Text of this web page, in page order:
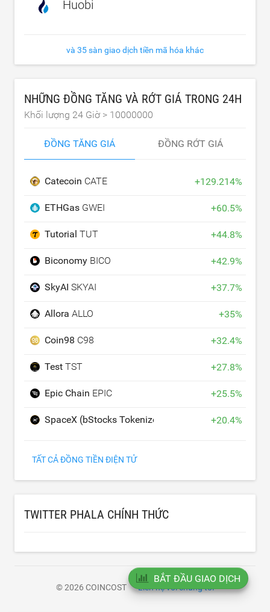
Huobi
và 35 sàn giao dịch tiền mã hóa khác
NHỮNG ĐỒNG TĂNG VÀ RỚT GIÁ TRONG 24H
Khối lượng 24 Giờ > 10000000
ĐỒNG TĂNG GIÁ ĐỒNG RỚT GIÁ
Catecoin CATE +129.214%
ETHGas GWEI +60.5%
Tutorial TUT +44.8%
Biconomy BICO +42.9%
SkyAI SKYAI +37.7%
Allora ALLO +35%
Coin98 C98 +32.4%
Test TST +27.8%
Epic Chain EPIC +25.5%
SpaceX (bStocks Tokenized Stock) SPCXB
+20.4%
TẤT CẢ ĐỒNG TIỀN ĐIỆN TỬ
TWITTER PHALA CHÍNH THỨC
© 2026 COINCOST Liên hệ với chúng tôi
BẮT ĐẦU GIAO DỊCH